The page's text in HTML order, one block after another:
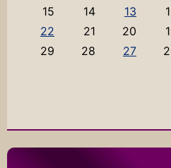
13
14
15
20
21
22
27
28
29